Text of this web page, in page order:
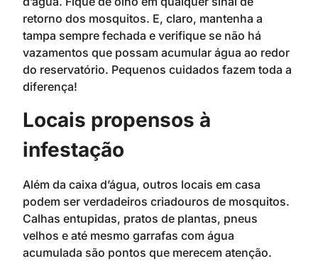
retorno dos mosquitos. E, claro, mantenha a
tampa sempre fechada e verifique se não há
vazamentos que possam acumular água ao redor
do reservatório. Pequenos cuidados fazem toda a
diferença!
Locais propensos à
infestação
Além da caixa d’água, outros locais em casa
podem ser verdadeiros criadouros de mosquitos.
Calhas entupidas, pratos de plantas, pneus
velhos e até mesmo garrafas com água
acumulada são pontos que merecem atenção.